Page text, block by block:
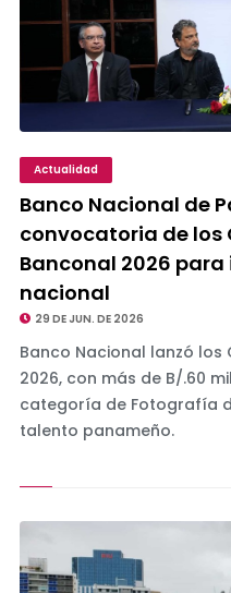
Actualidad
Banco Nacional de
convocatoria de los
Banconal 2026
nacional
29 DE JUN. DE 2026
Banco Nacional lanzó los
2026, con más de B/.60
categoría de Fotografía
talento panameño.